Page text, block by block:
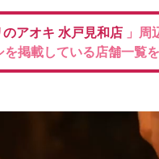
アオキ 水戸見和店 」周
掲載している店舗一覧